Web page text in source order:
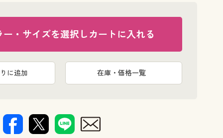
。
ー・サイズを選択しカートに入れる
に追加 在庫・価格一覧